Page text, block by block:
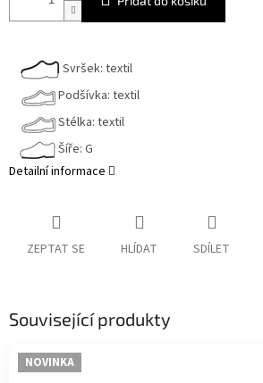
Svršek: textil
Podšívka: textil
Stélka: textil
Šíře: G
Detailní informace
ZEPTAT SE HLÍDAT SDÍLET
Související produkty
NOVINKA